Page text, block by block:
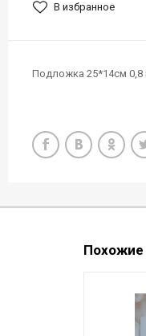
В избранное
Подложка 25*14см 0,8